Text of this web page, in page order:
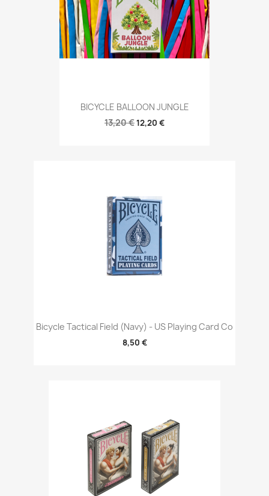
BICYCLE BALLOON JUNGLE
13,20 €12,20 €
Bicycle Tactical Field (Navy) - US Playing Card Co
8,50 €